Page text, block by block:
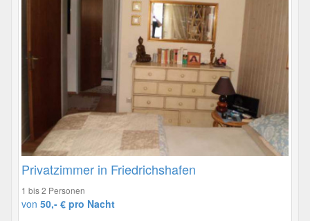
Privatzimmer in Friedrichshafen
1 bis 2 Personen
von 50,- € pro Nacht